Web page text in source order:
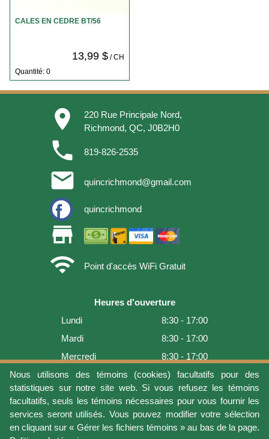
Nous utilisons des témoins (cookies) facultatifs pour des
statistiques sur notre site web. Si vous refusez les témoins
facultatifs, seuls les témoins nécessaires pour vous fournir les
services seront utilisés. Vous pouvez modifier votre sélection
en cliquant sur « Gérer les fichiers témoins » au bas de la page.
CALES EN CEDRE BT/56
13,99 $/ CH
Quantité: 0
place
220 Rue Principale Nord,
Richmond, QC, J0B2H0
phone 819-826-2535
email quincrichmond@gmail.com
quincrichmond
store
wifi
Point d'accès WiFi Gratuit
Heures d'ouverture
Lundi
8:30 - 17:00
Mardi
8:30 - 17:00
Mercredi
8:30 - 17:00
Jeudi
8:30 - 17:00
Vendredi
8:30 - 17:00
Samedi
9:00 - 16:00
Dimanche
Fermé